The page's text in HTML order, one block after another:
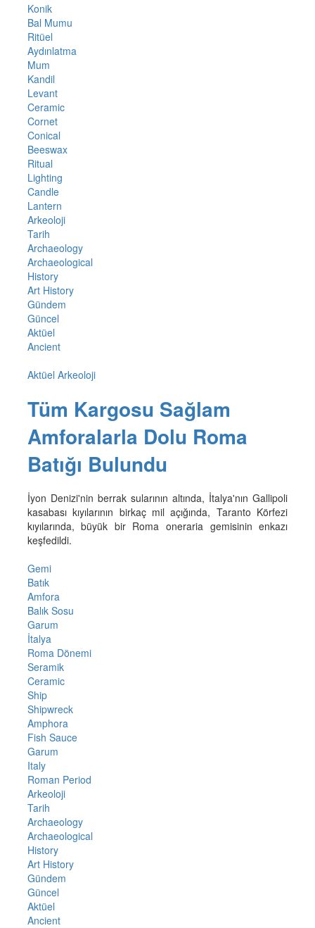
Konik
Bal Mumu
Ritüel
Aydınlatma
Mum
Kandil
Levant
Ceramic
Cornet
Conical
Beeswax
Ritual
Lighting
Candle
Lantern
Arkeoloji
Tarih
Archaeology
Archaeological
History
Art History
Gündem
Güncel
Aktüel
Ancient
Aktüel Arkeoloji
Tüm Kargosu Sağlam
Amforalarla Dolu Roma
Batığı Bulundu
İyon Denizi'nin berrak sularının altında, İtalya'nın Gallipoli
kasabası kıyılarının birkaç mil açığında, Taranto Körfezi
kıyılarında, büyük bir Roma oneraria gemisinin enkazı
keşfedildi.
Gemi
Batık
Amfora
Balık Sosu
Garum
İtalya
Roma Dönemi
Seramik
Ceramic
Ship
Shipwreck
Amphora
Fish Sauce
Garum
Italy
Roman Period
Arkeoloji
Tarih
Archaeology
Archaeological
History
Art History
Gündem
Güncel
Aktüel
Ancient